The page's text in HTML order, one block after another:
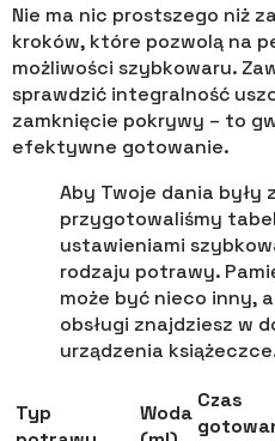
Nie ma nic prostszego niż
kroków, które pozwolą na
możliwości szybkowaru.
sprawdzić integralność
zamknięcie pokrywy – to
efektywne gotowanie.
Aby Twoje dania były
przygotowaliśmy
ustawieniami
rodzaju potrawy.
może być nieco inny,
obsługi znajdziesz w
urządzenia
Typ
Woda
Czas